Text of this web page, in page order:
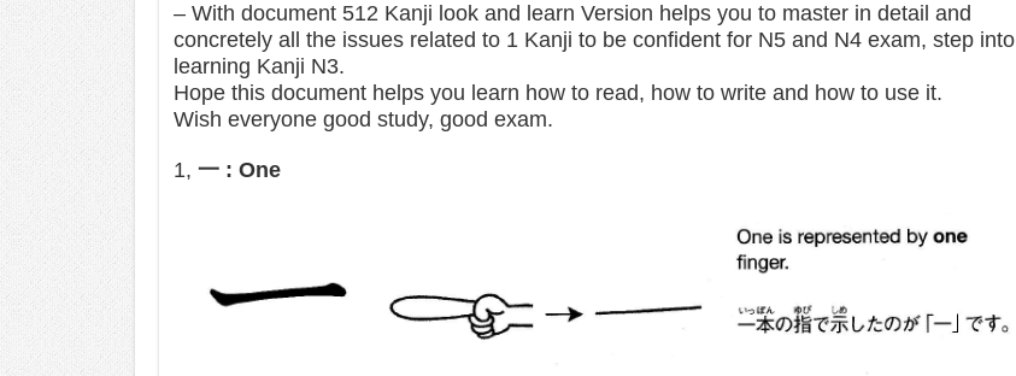
– With document 512 Kanji look and learn Version helps you to master in detail and
concretely all the issues related to 1 Kanji to be confident for N5 and N4 exam, step into
learning Kanji N3.
Hope this document helps you learn how to read, how to write and how to use it.
Wish everyone good study, good exam.
1, 一 : One